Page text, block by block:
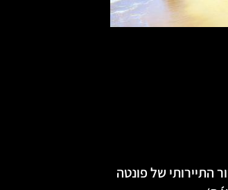
התיירותי של פונטה